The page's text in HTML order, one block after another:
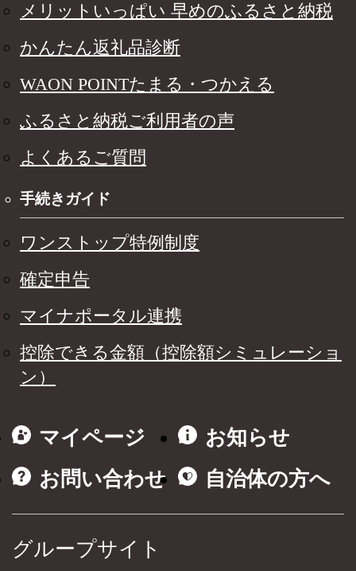
メリットいっぱい 早めのふるさと納税
かんたん返礼品診断
WAON POINTたまる・つかえる
ふるさと納税ご利用者の声
よくあるご質問
手続きガイド
ワンストップ特例制度
確定申告
マイナポータル連携
控除できる金額（控除額シミュレーショ
ン）
マイページ
お知らせ
お問い合わせ
自治体の方へ
グループサイト